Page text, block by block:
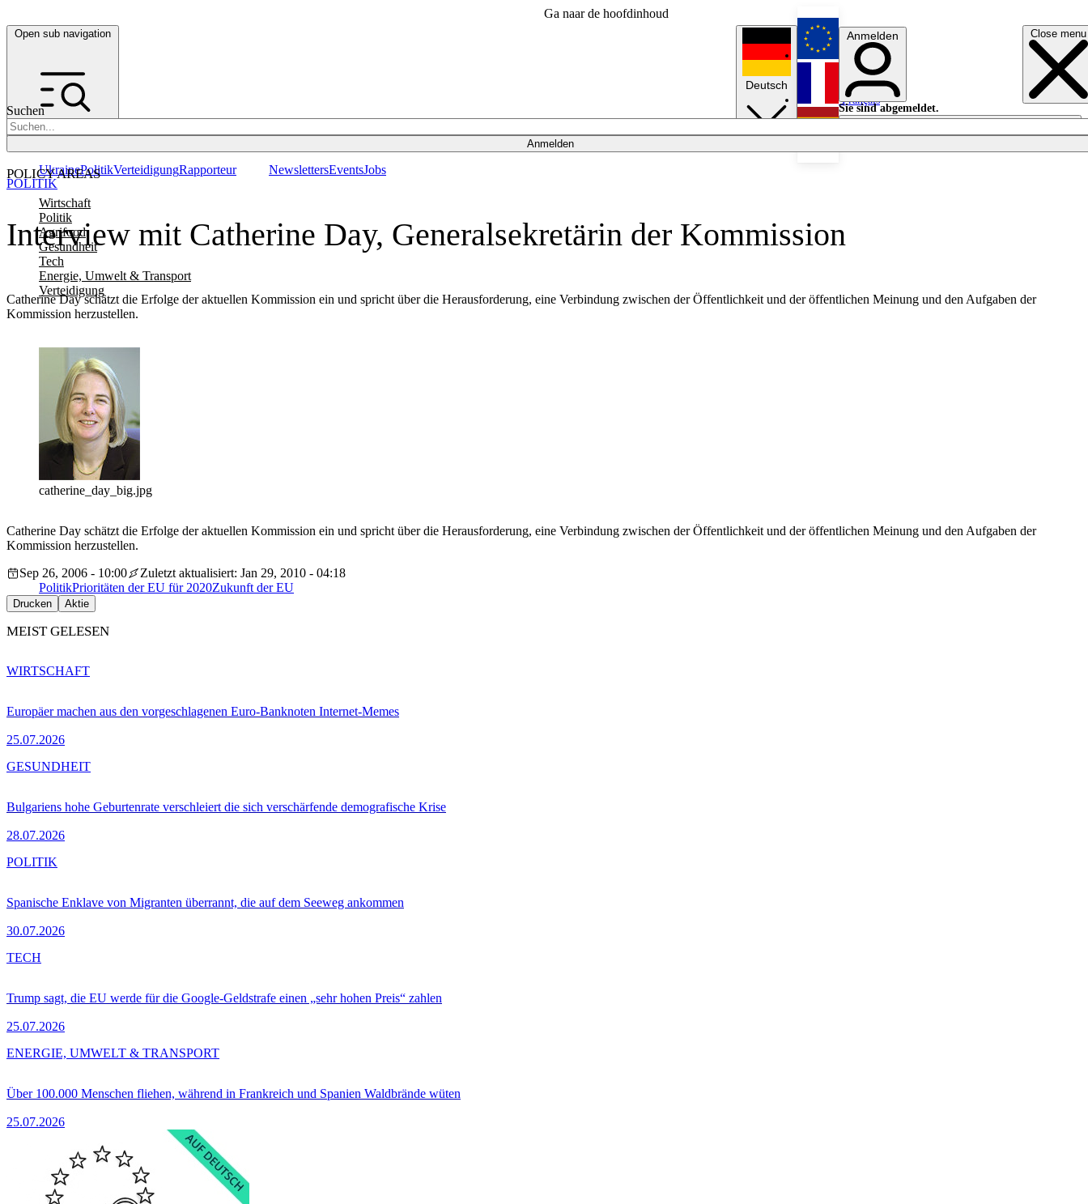
Ga naar de hoofdinhoud
Open sub navigation Close menu
Suchen
Anmelden
POLICY AREAS
Wirtschaft
Politik
Agrifood
Gesundheit
Tech
Energie, Umwelt & Transport
Verteidigung
UkrainePolitikVerteidigungRapporteur NewslettersEventsJobs
Deutsch
English
Français
Anmelden
Sie sind abgemeldet.
Anmelden
Licht aus
Interview mit Catherine Day, Generalsekretärin der Kommission
Catherine Day schätzt die Erfolge der aktuellen Kommission ein und spricht über die Herausforderung, eine Verbindung zwischen der Öffentlichkeit und der öffentlichen Meinung und den Aufgaben der
Kommission herzustellen.
POLITIK
catherine_day_big.jpg
Catherine Day schätzt die Erfolge der aktuellen Kommission ein und spricht über die Herausforderung, eine Verbindung zwischen der Öffentlichkeit und der öffentlichen Meinung und den Aufgaben der
Kommission herzustellen.
Sep 26, 2006 - 10:00
Zuletzt aktualisiert: Jan 29, 2010 - 04:18
PolitikPrioritäten der EU für 2020Zukunft der EU
Drucken Aktie
MEIST GELESEN
Europäer machen aus den vorgeschlagenen Euro-Banknoten Internet-Memes
25.07.2026
WIRTSCHAFT
Bulgariens hohe Geburtenrate verschleiert die sich verschärfende demografische Krise
28.07.2026
GESUNDHEIT
Spanische Enklave von Migranten überrannt, die auf dem Seeweg ankommen
30.07.2026
POLITIK
Trump sagt, die EU werde für die Google-Geldstrafe einen „sehr hohen Preis“ zahlen
25.07.2026
TECH
Über 100.000 Menschen fliehen, während in Frankreich und Spanien Waldbrände wüten
25.07.2026
ENERGIE, UMWELT & TRANSPORT